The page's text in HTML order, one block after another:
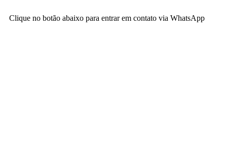
Clique no botão abaixo para entrar em contato via WhatsApp